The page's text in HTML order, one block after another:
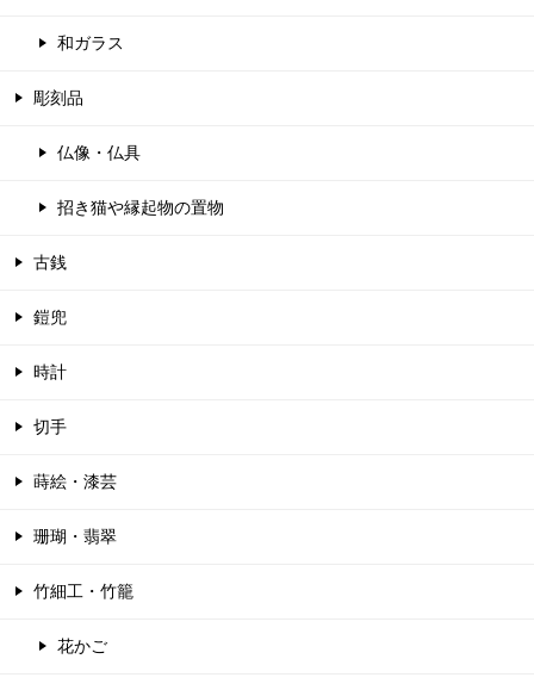
和ガラス
彫刻品
仏像・仏具
招き猫や縁起物の置物
古銭
鎧兜
時計
切手
蒔絵・漆芸
珊瑚・翡翠
竹細工・竹籠
花かご